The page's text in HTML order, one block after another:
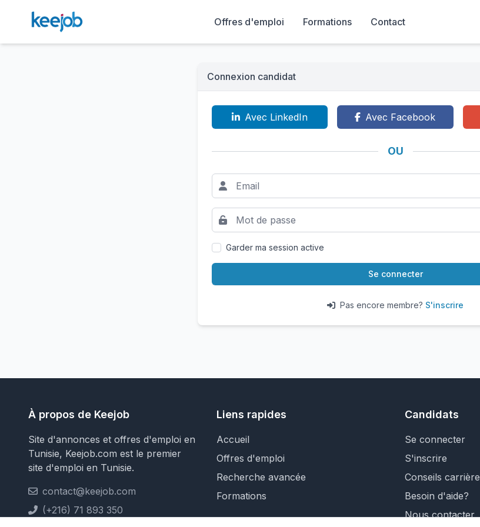
Offres d'emploi Formations Contact
Connexion candidat
Avec LinkedIn Avec Facebook
OU
Garder ma session active
Se connecter
Pas encore membre? S'inscrire
À propos de Keejob
Site d'annonces et offres d'emploi en
Tunisie, Keejob.com est le premier
site d'emploi en Tunisie.
contact@keejob.com
(+216) 71 893 350
Liens rapides
Accueil
Offres d'emploi
Recherche avancée
Formations
Candidats
Se connecter
S'inscrire
Conseils carrière
Besoin d'aide?
Nous contacter